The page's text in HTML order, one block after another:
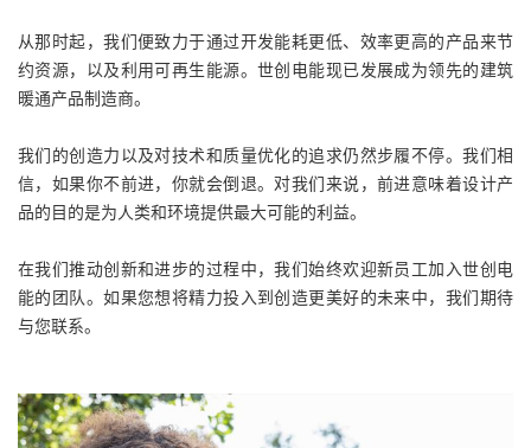
从那时起，我们便致力于通过开发能耗更低、效率更高的产品来节
约资源，以及利用可再生能源。世创电能现已发展成为领先的建筑
暖通产品制造商。
我们的创造力以及对技术和质量优化的追求仍然步履不停。我们相
信，如果你不前进，你就会倒退。对我们来说，前进意味着设计产
品的目的是为人类和环境提供最大可能的利益。
在我们推动创新和进步的过程中，我们始终欢迎新员工加入世创电
能的团队。如果您想将精力投入到创造更美好的未来中，我们期待
与您联系。